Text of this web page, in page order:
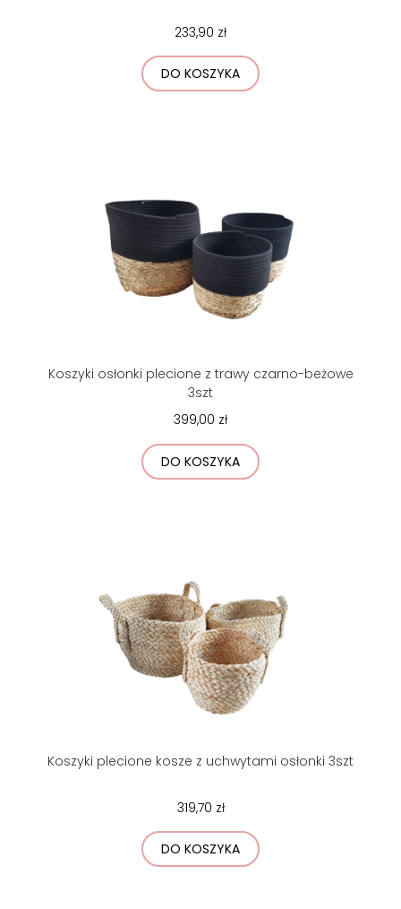
233,90 zł
DO KOSZYKA
Koszyki osłonki plecione z trawy czarno-beżowe
3szt
399,00 zł
DO KOSZYKA
Koszyki plecione kosze z uchwytami osłonki 3szt
319,70 zł
DO KOSZYKA